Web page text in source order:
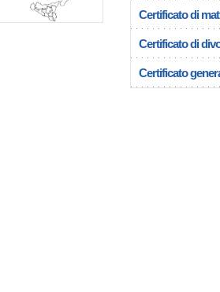
Certificato di
Certificato di
Certificato